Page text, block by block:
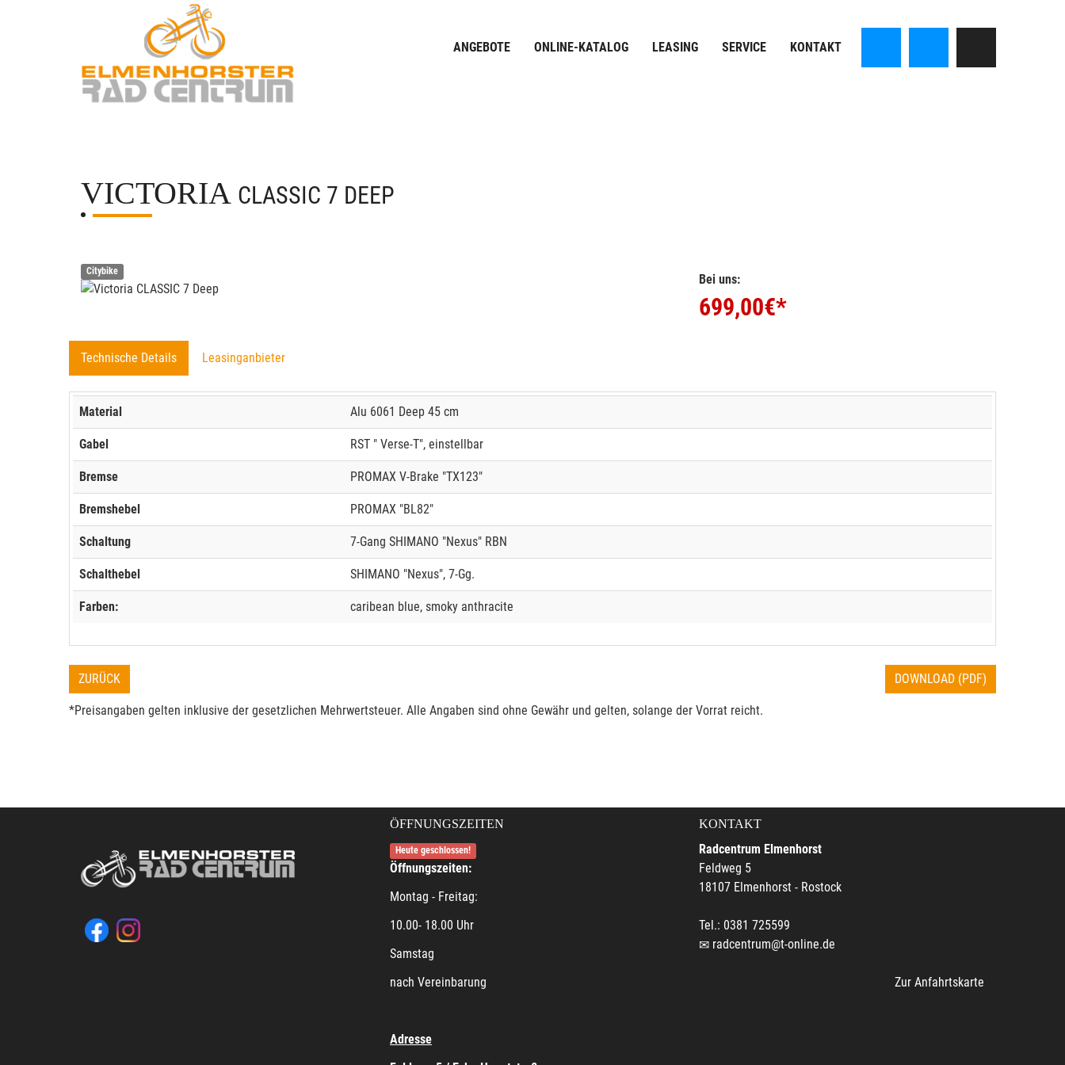
ANGEBOTE ONLINE-KATALOG LEASING SERVICE KONTAKT
VICTORIA CLASSIC 7 DEEP
Citybike
Bei uns:
699,00€*
Technische Details Leasinganbieter
Material Alu 6061 Deep 45 cm
Gabel RST " Verse-T", einstellbar
Bremse PROMAX V-Brake "TX123"
Bremshebel PROMAX "BL82"
Schaltung 7-Gang SHIMANO "Nexus" RBN
Schalthebel SHIMANO "Nexus", 7-Gg.
Farben: caribean blue, smoky anthracite
ZURÜCK DOWNLOAD (PDF)
*Preisangaben gelten inklusive der gesetzlichen Mehrwertsteuer. Alle Angaben sind ohne Gewähr und gelten, solange der Vorrat reicht.
ÖFFNUNGSZEITEN
Heute geschlossen!
Öffnungszeiten:
Montag - Freitag:
10.00- 18.00 Uhr
Samstag
nach Vereinbarung
Adresse
KONTAKT
Radcentrum Elmenhorst
Feldweg 5
18107 Elmenhorst - Rostock
Tel.: 0381 725599
radcentrum@t-online.de
Zur Anfahrtskarte